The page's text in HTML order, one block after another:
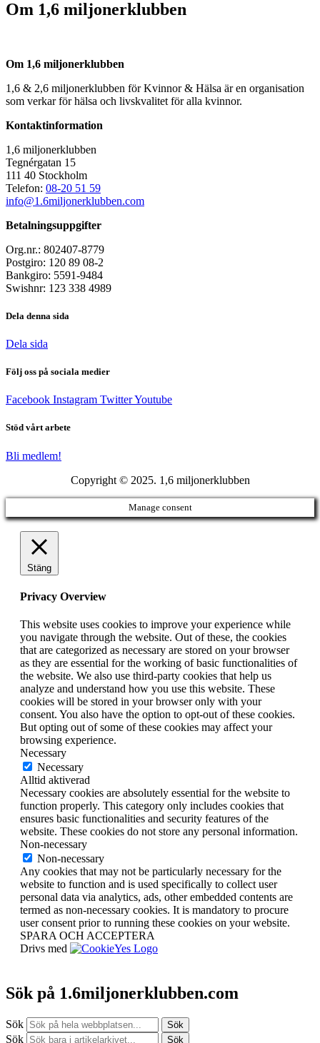
Om 1,6 miljonerklubben
Om 1,6 miljonerklubben
1,6 & 2,6 miljonerklubben för Kvinnor & Hälsa är en organisation
som verkar för hälsa och livskvalitet för alla kvinnor.
Kontaktinformation
1,6 miljonerklubben
Tegnérgatan 15
111 40 Stockholm
Telefon: 08-20 51 59
info@1.6miljonerklubben.com
Betalningsuppgifter
Org.nr.: 802407-8779
Postgiro: 120 89 08-2
Bankgiro: 5591-9484
Swishnr: 123 338 4989
Dela denna sida
Dela sida
Följ oss på sociala medier
Facebook Instagram TwitterYoutube
Stöd vårt arbete
Bli medlem!
Copyright © 2025. 1,6 miljonerklubben
Manage consent
Stäng
Privacy Overview
This website uses cookies to improve your experience while
you navigate through the website. Out of these, the cookies
that are categorized as necessary are stored on your browser
as they are essential for the working of basic functionalities of
the website. We also use third-party cookies that help us
analyze and understand how you use this website. These
cookies will be stored in your browser only with your
consent. You also have the option to opt-out of these cookies.
But opting out of some of these cookies may affect your
browsing experience.
Necessary
Necessary
Alltid aktiverad
Necessary cookies are absolutely essential for the website to
function properly. This category only includes cookies that
ensures basic functionalities and security features of the
website. These cookies do not store any personal information.
Non-necessary
Non-necessary
Any cookies that may not be particularly necessary for the
website to function and is used specifically to collect user
personal data via analytics, ads, other embedded contents are
termed as non-necessary cookies. It is mandatory to procure
user consent prior to running these cookies on your website.
SPARA OCH ACCEPTERA
Drivs med
Sök på 1.6miljonerklubben.com
Sök Sök
Sök Sök